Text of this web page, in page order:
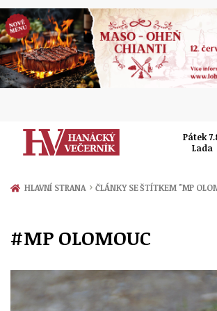
Pátek
Lada
Zprávy
Přerov
Politika
Ekonomika
Kultura
Hudba
Společnost
Ženy
Sport
HLAVNÍ STRANA › ČLÁNKY SE ŠTÍTKEM "MP
#MP OLOMOUC